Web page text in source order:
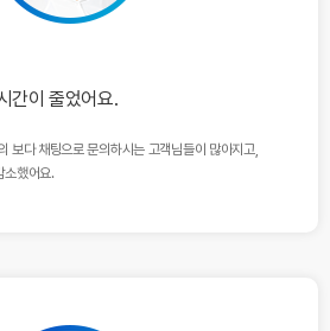
간이 줄었어요.
보다 채팅으로 문의하시는 고객님들이 많아지고,
했어요.